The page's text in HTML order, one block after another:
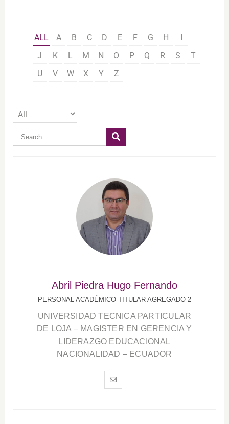
ALL A B C D E F G H
I
J
K L M N O P Q R S
T
U
V W X Y Z
Abril Piedra Hugo Fernando
PERSONAL ACADÉMICO TITULAR AGREGADO 2
UNIVERSIDAD TECNICA PARTICULAR
DE LOJA – MAGISTER EN GERENCIA Y
LIDERAZGO EDUCACIONAL
NACIONALIDAD – ECUADOR